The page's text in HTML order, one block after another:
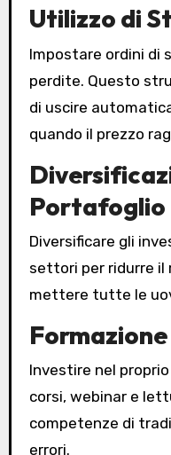
Utilizzo di
Impostare ordini di
perdite. Questo
di uscire
quando il prezzo
Portafoglio
Diversificare gli
settori per ridurre il
mettere tutte le
Investire nel
corsi, webinar e
competenze di
errori.